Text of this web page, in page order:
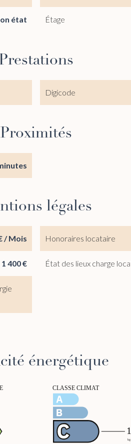
état Étage
Digicode
Proximités
légales
/ Mois Honoraires locataire
1 400 € État des lieux charge
énergétique